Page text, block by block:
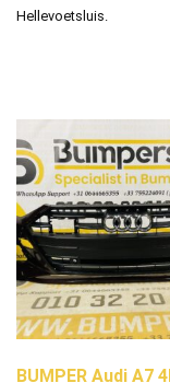
Hellevoetsluis.
BUMPER Audi A7